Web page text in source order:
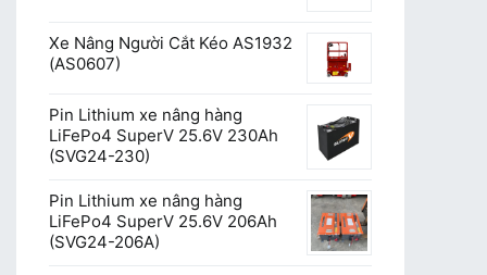
Xe Nâng Người Cắt Kéo AS1932
(AS0607)
Pin Lithium xe nâng hàng
LiFePo4 SuperV 25.6V 230Ah
(SVG24-230)
Pin Lithium xe nâng hàng
LiFePo4 SuperV 25.6V 206Ah
(SVG24-206A)